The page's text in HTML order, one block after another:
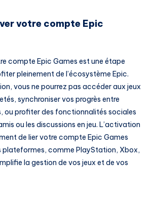
votre compte Epic
compte Epic Games est une étape
pleinement de l’écosystème Epic.
vous ne pourrez pas accéder aux jeux
synchroniser vos progrès entre
ou profiter des fonctionnalités sociales
ou les discussions en jeu. L’activation
de lier votre compte Epic Games
plateformes, comme PlayStation, Xbox,
la gestion de vos jeux et de vos